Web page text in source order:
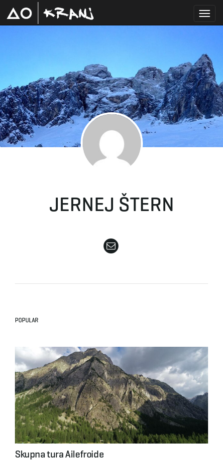
o
g
n
v
i
JERNEJ ŠTERN
POPULAR
Skupna tura Ailefroide